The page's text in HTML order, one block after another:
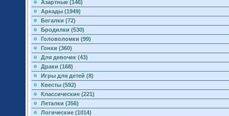
Азартные (146)
Аркады (1949)
Бегалки (72)
Бродилки (530)
Головоломки (99)
Гонки (360)
Для девочек (43)
Драки (168)
Игры для детей (8)
Квесты (592)
Классические (221)
Леталки (356)
Логические (1014)